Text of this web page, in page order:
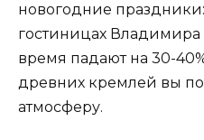
новогодние
гостиницах Владимира
время падают на 30-
древних кремлей вы
атмосферу.